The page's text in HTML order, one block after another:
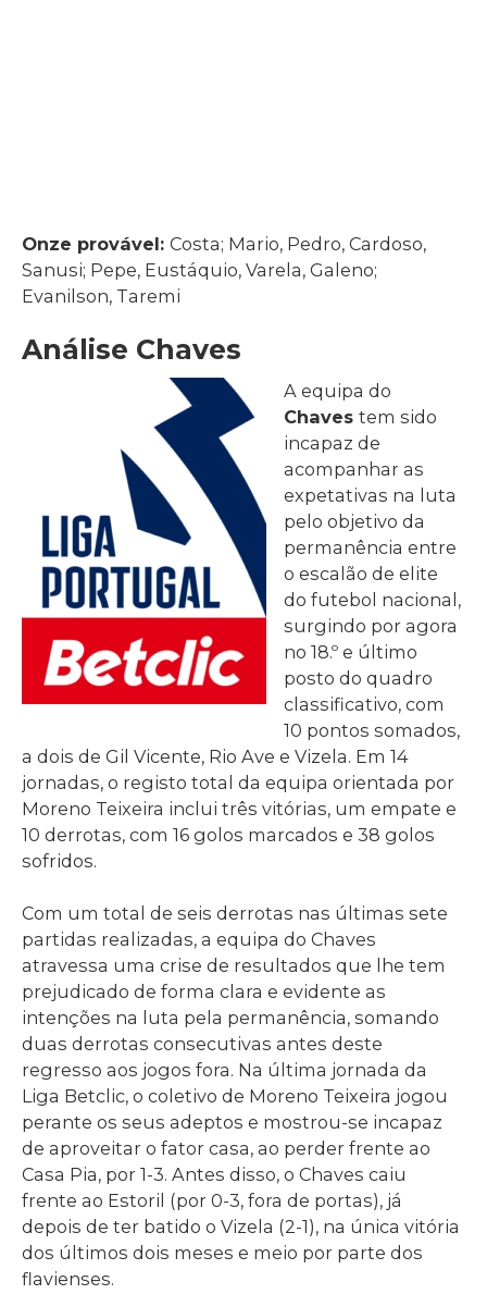
Onze provável: Costa; Mario, Pedro, Cardoso,
Sanusi; Pepe, Eustáquio, Varela, Galeno;
Evanilson, Taremi
Análise Chaves
A equipa do
Chavestem sido
incapaz de
acompanhar as
expetativas na luta
pelo objetivo da
permanência entre
o escalão de elite
do futebol nacional,
surgindo por agora
no 18.º e último
posto do quadro
classificativo, com
10 pontos somados,
a dois de Gil Vicente, Rio Ave e Vizela. Em 14
jornadas, o registo total da equipa orientada por
Moreno Teixeira inclui três vitórias, um empate e
10 derrotas, com 16 golos marcados e 38 golos
sofridos.
Com um total de seis derrotas nas últimas sete
partidas realizadas, a equipa do Chaves
atravessa uma crise de resultados que lhe tem
prejudicado de forma clara e evidente as
intenções na luta pela permanência, somando
duas derrotas consecutivas antes deste
regresso aos jogos fora. Na última jornada da
Liga Betclic, o coletivo de Moreno Teixeira jogou
perante os seus adeptos e mostrou-se incapaz
de aproveitar o fator casa, ao perder frente ao
Casa Pia, por 1-3. Antes disso, o Chaves caiu
frente ao Estoril (por 0-3, fora de portas), já
depois de ter batido o Vizela (2-1), na única vitória
dos últimos dois meses e meio por parte dos
flavienses.